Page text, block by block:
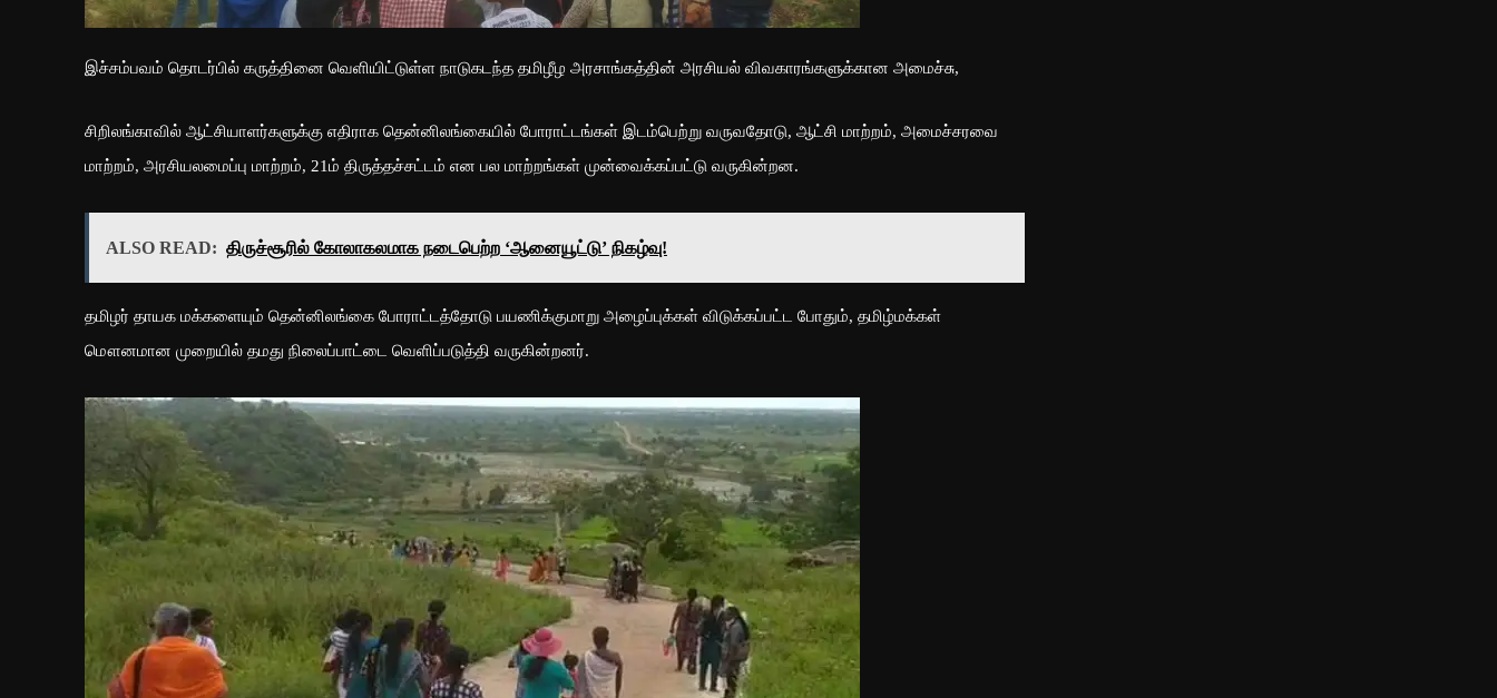
இச்சம்பவம் தொடர்பில் கருத்தினை வெளியிட்டுள்ள நாடுகடந்த தமிழீழ அரசாங்கத்தின் அரசியல் விவகாரங்களுக்கான அமைச்சு,
சிறிலங்காவில் ஆட்சியாளர்களுக்கு எதிராக தென்னிலங்கையில் போராட்டங்கள் இடம்பெற்று வருவதோடு, ஆட்சி மாற்றம், அமைச்சரவை
மாற்றம், அரசியலமைப்பு மாற்றம், 21ம் திருத்தச்சட்டம் என பல மாற்றங்கள் முன்வைக்கப்பட்டு வருகின்றன.
ALSO READ: திருச்சூரில் கோலாகலமாக நடைபெற்ற ‘ஆனையூட்டு’ நிகழ்வு!
தமிழர் தாயக மக்களையும் தென்னிலங்கை போராட்டத்தோடு பயணிக்குமாறு அழைப்புக்கள் விடுக்கப்பட்ட போதும், தமிழ்மக்கள்
மௌனமான முறையில் தமது நிலைப்பாட்டை வெளிப்படுத்தி வருகின்றனர்.